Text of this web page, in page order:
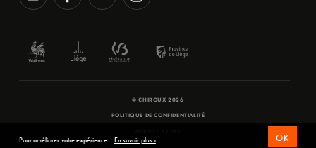
© CHIROUX 2026
POLITIQUE DE CONFIDENTIALITÉ
Pour améliorer votre expérience. En savoir plus › OK